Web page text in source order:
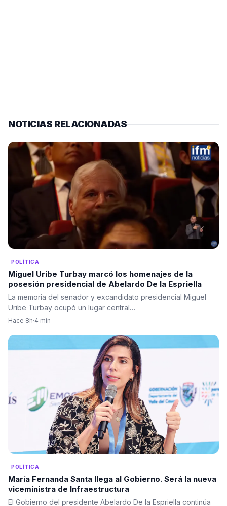
NOTICIAS RELACIONADAS
POLÍTICA
Miguel Uribe Turbay marcó los homenajes de la
posesión presidencial de Abelardo De la Espriella
La memoria del senador y excandidato presidencial Miguel
Uribe Turbay ocupó un lugar central…
Hace 8h·4 min
POLÍTICA
María Fernanda Santa llega al Gobierno. Será la nueva
viceministra de Infraestructura
El Gobierno del presidente Abelardo De la Espriella continúa